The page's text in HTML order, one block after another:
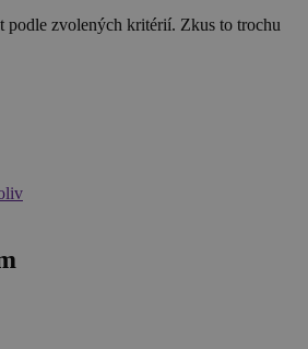
podle zvolených kritérií. Zkus to trochu